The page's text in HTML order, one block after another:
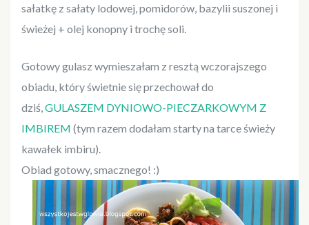
sałatkę z sałaty lodowej, pomidorów, bazylii suszonej i
świeżej + olej konopny i trochę soli.
Gotowy gulasz wymieszałam z resztą wczorajszego
obiadu, który świetnie się przechował do
dziś, GULASZEM DYNIOWO-PIECZARKOWYM Z
IMBIREM (tym razem dodałam starty na tarce świeży
kawałek imbiru).
Obiad gotowy, smacznego! :)